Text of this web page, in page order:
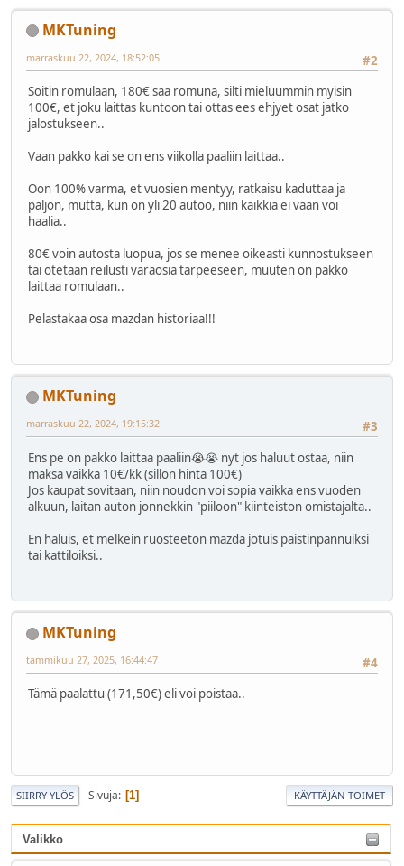
Valikko
MKTuning
#2
marraskuu 22, 2024, 18:52:05
Soitin romulaan, 180€ saa romuna, silti mieluummin myisin
100€, et joku laittas kuntoon tai ottas ees ehjyet osat jatko
jalostukseen..
Vaan pakko kai se on ens viikolla paaliin laittaa..
Oon 100% varma, et vuosien mentyy, ratkaisu kaduttaa ja
paljon, mutta, kun on yli 20 autoo, niin kaikkia ei vaan voi
haalia..
80€ voin autosta luopua, jos se menee oikeasti kunnostukseen
tai otetaan reilusti varaosia tarpeeseen, muuten on pakko
laittaa romulaan..
Pelastakaa osa mazdan historiaa!!!
MKTuning
#3
marraskuu 22, 2024, 19:15:32
Ens pe on pakko laittaa paaliin😭😭 nyt jos haluut ostaa, niin
maksa vaikka 10€/kk (sillon hinta 100€)
Jos kaupat sovitaan, niin noudon voi sopia vaikka ens vuoden
alkuun, laitan auton jonnekkin "piiloon" kiinteiston omistajalta..
En haluis, et melkein ruosteeton mazda jotuis paistinpannuiksi
tai kattiloiksi..
MKTuning
#4
tammikuu 27, 2025, 16:44:47
Tämä paalattu (171,50€) eli voi poistaa..
SIIRRY YLÖS Sivuja 1 KÄYTTÄJÄN TOIMET